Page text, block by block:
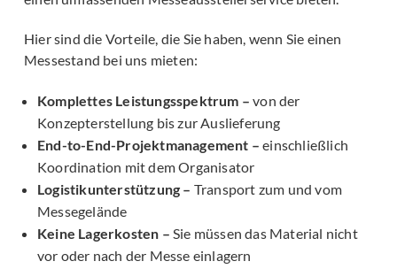
Hier sind die Vorteile, die Sie haben, wenn Sie einen
Messestand bei uns mieten:
Komplettes Leistungsspektrum – von der
Konzepterstellung bis zur Auslieferung
End-to-End-Projektmanagement – einschließlich
Koordination mit dem Organisator
Logistikunterstützung – Transport zum und vom
Messegelände
Keine Lagerkosten – Sie müssen das Material nicht
vor oder nach der Messe einlagern